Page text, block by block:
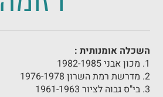
השכלה אומנותית :
1. מכון אבני 1982-1985
2. מדרשת רמת השרון 1976-1978
3. בי"ס גבוה לציור 1961-1963